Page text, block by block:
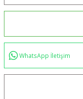
WhatsApp İletişim